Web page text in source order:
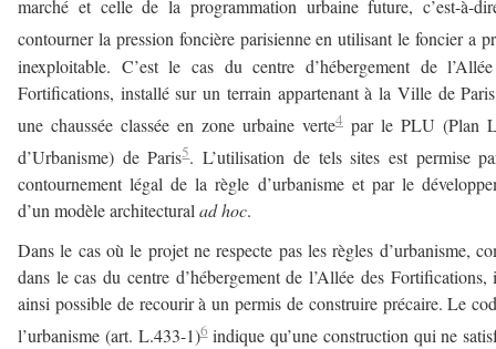
marché et celle de la programmation urbaine future, c’est-à-
contourner la pression foncière parisienne en utilisant le foncier a
inexploitable. C’est le cas du centre d’hébergement de
Fortifications, installé sur un terrain appartenant à la Ville de
une chaussée classée en zone urbaine verte4 par le PLU (Plan
d’Urbanisme) de Paris5. L’utilisation de tels sites est permise
contournement légal de la règle d’urbanisme et par le
d’un modèle architecturalad hoc.
Dans le cas où le projet ne respecte pas les règles d’urbanisme,
dans le cas du centre d’hébergement de l’Allée des Fortifications,
ainsi possible de recourir à un permis de construire précaire. Le
l’urbanisme (art. L.433-1)6indique qu’une construction qui ne